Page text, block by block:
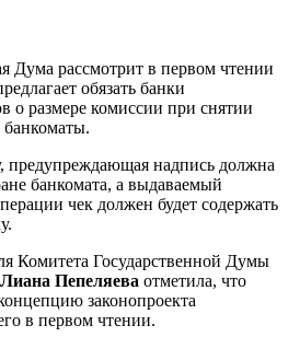
Дума рассмотрит в первом чтении
обязать банки
о размере комиссии при снятии
банкоматы.
предупреждающая надпись должна
банкомата, а выдаваемый
чек должен будет содержать
Комитета Государственной Думы
Лиана Пепеляева отметила, что
законопроекта
в первом чтении.